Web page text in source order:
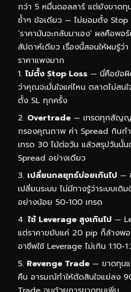
กว่า 5 หมื่นดอลลาร์ แต่ยังขาดทุ
ซ้ำๆ ข้อเดียว — ไม่ยอมตั้ง Stop
‘ราคามันจะกลับมาเอง’ ผลคือพ
สัปดาห์เดียว เรื่องนี้สอนให้ผมรู้ว่
ราคาแพงมาก
ไม่ตั้ง Stop Loss — นี่คือข้อ
ว่าคุณจะมั่นใจแค่ไหน ตลาดไม่สน
ตั้ง SL ทุกครั้ง
Overtrade — เทรดทุกสัญญ
กรองคุณภาพ ค่า Spread กินกำ
เทรด 30 ไม้ต่อวัน แล้วสรุปวันนั้
Spread อย่างเดียว
เปลี่ยนกลยุทธ์บ่อยเกินไป —
เปลี่ยนระบบ ไม่มีทางรู้ว่าระบบเดิ
อย่างน้อย 50-100 เทรด
ใช้ Leverage สูงเกินไป —
แต่ราคาขยับแค่ 20 pip ก็ล้างพ
อาชีพใช้ Leverage ไม่เกิน 1:10-
Revenge Trade — ขาดทุนแ
คืน อารมณ์ทำให้ตัดสินใจแย่ลง